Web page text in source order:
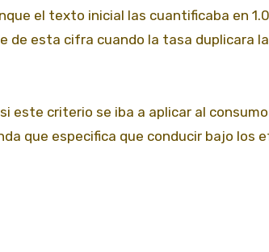
el texto inicial las cuantificaba en
de esta cifra cuando la tasa duplicara
este criterio se iba a aplicar al
que especifica que conducir bajo